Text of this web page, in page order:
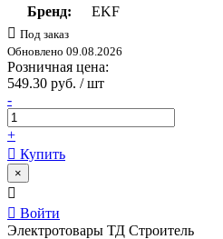
Бренд:
EKF
Под заказ
Обновлено 09.08.2026
Розничная цена:
549.30 руб. / шт
-
+
Купить
×
Войти
Электротовары ТД Строитель